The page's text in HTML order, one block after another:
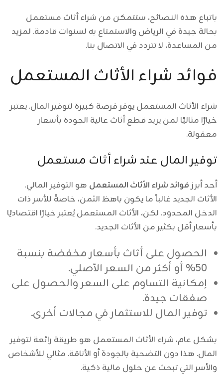
باتباع هذه النصائح، ستتمكن من شراءأثاث مستعمل
بحالة جيدة في الرياض والاستمتاع به لسنوات قادمة. لمزيد
من المساعدة، لا تتردد في الاتصال بنا.
فوائد شراء الأثاث المستعمل
شراء الأثاث المستعمل يوفر فرصة كبيرة لتوفير المال. يعتبر
خيارًا مثاليًا لمن يريد قطع أثاث عالية الجودة بأسعار
معقولة.
توفير المال عند شراء أثاث مستعمل
أحد أبرزفوائد شراء الأثاث المستعمل هو التوفير المالي.
الأثاث الجديد غالباً ما يكون باهظ الثمن، خاصةً للأسر ذات
الدخل المحدود. لكن، الأثاث المستعمل يُعتبر خيارًا اقتصاديًا
بأسعار أقل بكثير من الأثاث الجديد.
الحصول على أثاث بأسعار مخفضة بنسبة
50% أو أكثر من السعر الأصلي.
إمكانية التساوم على السعر والحصول على
صفقات جيدة.
توفير المال للاستثمار في مجالات أخرى.
بشكل عام، شراء الأثاث المستعمل هو طريقة رائعة لتوفير
المال. هذا دون التضحية بالجودة أو الأناقة. مثالي للأشخاص
والأسر التي تبحث عن حلول مالية ذكية.